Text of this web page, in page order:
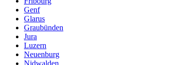
Genf
Glarus
Graubünden
Jura
Luzern
Neuenburg
Nidwalden